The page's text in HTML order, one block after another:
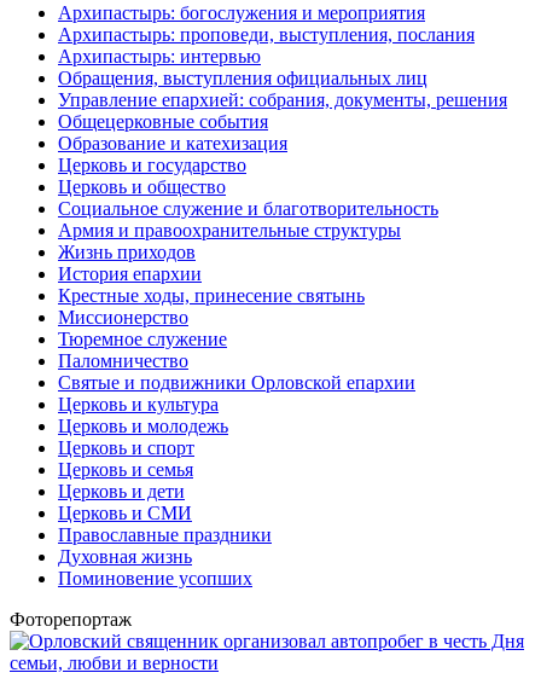
Архипастырь: богослужения и мероприятия
Архипастырь: проповеди, выступления, послания
Архипастырь: интервью
Обращения, выступления официальных лиц
Управление епархией: собрания, документы, решения
Общецерковные события
Образование и катехизация
Церковь и государство
Церковь и общество
Социальное служение и благотворительность
Армия и правоохранительные структуры
Жизнь приходов
История епархии
Крестные ходы, принесение святынь
Миссионерство
Тюремное служение
Паломничество
Святые и подвижники Орловской епархии
Церковь и культура
Церковь и молодежь
Церковь и спорт
Церковь и семья
Церковь и дети
Церковь и СМИ
Православные праздники
Духовная жизнь
Поминовение усопших
Фоторепортаж